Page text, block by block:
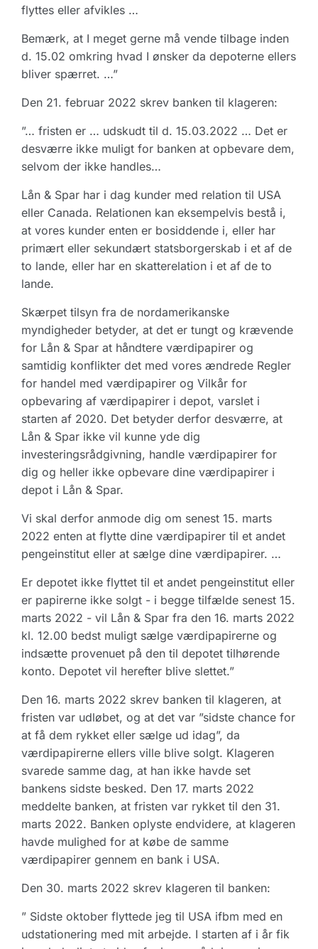
flyttes eller afvikles …
Bemærk, at I meget gerne må vende tilbage inden
d. 15.02 omkring hvad I ønsker da depoterne ellers
bliver spærret. …”
Den 21. februar 2022 skrev banken til klageren:
”… fristen er … udskudt til d. 15.03.2022 … Det er
desværre ikke muligt for banken at opbevare dem,
selvom der ikke handles…
Lån & Spar har i dag kunder med relation til USA
eller Canada. Relationen kan eksempelvis bestå i,
at vores kunder enten er bosiddende i, eller har
primært eller sekundært statsborgerskab i et af de
to lande, eller har en skatterelation i et af de to
lande.
Skærpet tilsyn fra de nordamerikanske
myndigheder betyder, at det er tungt og krævende
for Lån & Spar at håndtere værdipapirer og
samtidig konflikter det med vores ændrede Regler
for handel med værdipapirer og Vilkår for
opbevaring af værdipapirer i depot, varslet i
starten af 2020. Det betyder derfor desværre, at
Lån & Spar ikke vil kunne yde dig
investeringsrådgivning, handle værdipapirer for
dig og heller ikke opbevare dine værdipapirer i
depot i Lån & Spar.
Vi skal derfor anmode dig om senest 15. marts
2022 enten at flytte dine værdipapirer til et andet
pengeinstitut eller at sælge dine værdipapirer. …
Er depotet ikke flyttet til et andet pengeinstitut eller
er papirerne ikke solgt - i begge tilfælde senest 15.
marts 2022 - vil Lån & Spar fra den 16. marts 2022
kl. 12.00 bedst muligt sælge værdipapirerne og
indsætte provenuet på den til depotet tilhørende
konto. Depotet vil herefter blive slettet.”
Den 16. marts 2022 skrev banken til klageren, at
fristen var udløbet, og at det var ”sidste chance for
at få dem rykket eller sælge ud idag”, da
værdipapirerne ellers ville blive solgt. Klageren
svarede samme dag, at han ikke havde set
bankens sidste besked. Den 17. marts 2022
meddelte banken, at fristen var rykket til den 31.
marts 2022. Banken oplyste endvidere, at klageren
havde mulighed for at købe de samme
værdipapirer gennem en bank i USA.
Den 30. marts 2022 skrev klageren til banken:
” Sidste oktober flyttede jeg til USA ifbm med en
udstationering med mit arbejde. I starten af i år fik